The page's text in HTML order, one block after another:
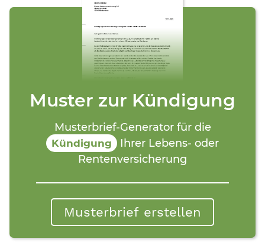
Muster zur Kündigung
Musterbrief-Generator für die
Kündigung
Ihrer Lebens- oder
Rentenversicherung
Musterbrief erstellen